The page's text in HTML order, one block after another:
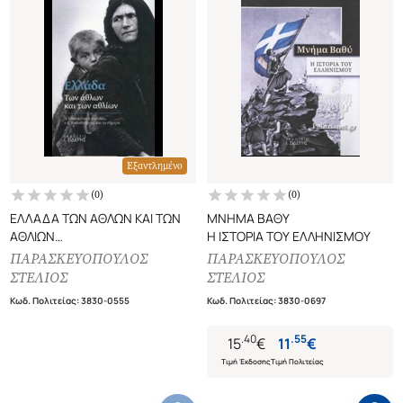
Εξαντλημένο
(0)
ΕΛΛΑΔΑ ΤΩΝ ΑΘΛΩΝ ΚΑΙ ΤΩΝ
ΑΘΛΙΩΝ
Η ΕΠΑΝΑΣΤΑΣΗ ΤΟΥ 1821, Ο Ι.
ΚΑΠΟΔΙΣΤΡΙΑΣ ΚΑΙ ΤΟ ΣΗΜΕΡΑ
ΠΑΡΑΣΚΕΥΟΠΟΥΛΟΣ
ΣΤΕΛΙΟΣ
Κωδ. Πολιτείας:3830-0555
(0)
ΜΝΗΜΑ ΒΑΘΥ
Η ΙΣΤΟΡΙΑ ΤΟΥ ΕΛΛΗΝΙΣΜΟΥ
ΠΑΡΑΣΚΕΥΟΠΟΥΛΟΣ
ΣΤΕΛΙΟΣ
Κωδ. Πολιτείας:3830-0697
15.40€
Τιμή Έκδοσης
11.55€
Τιμή Πολιτείας